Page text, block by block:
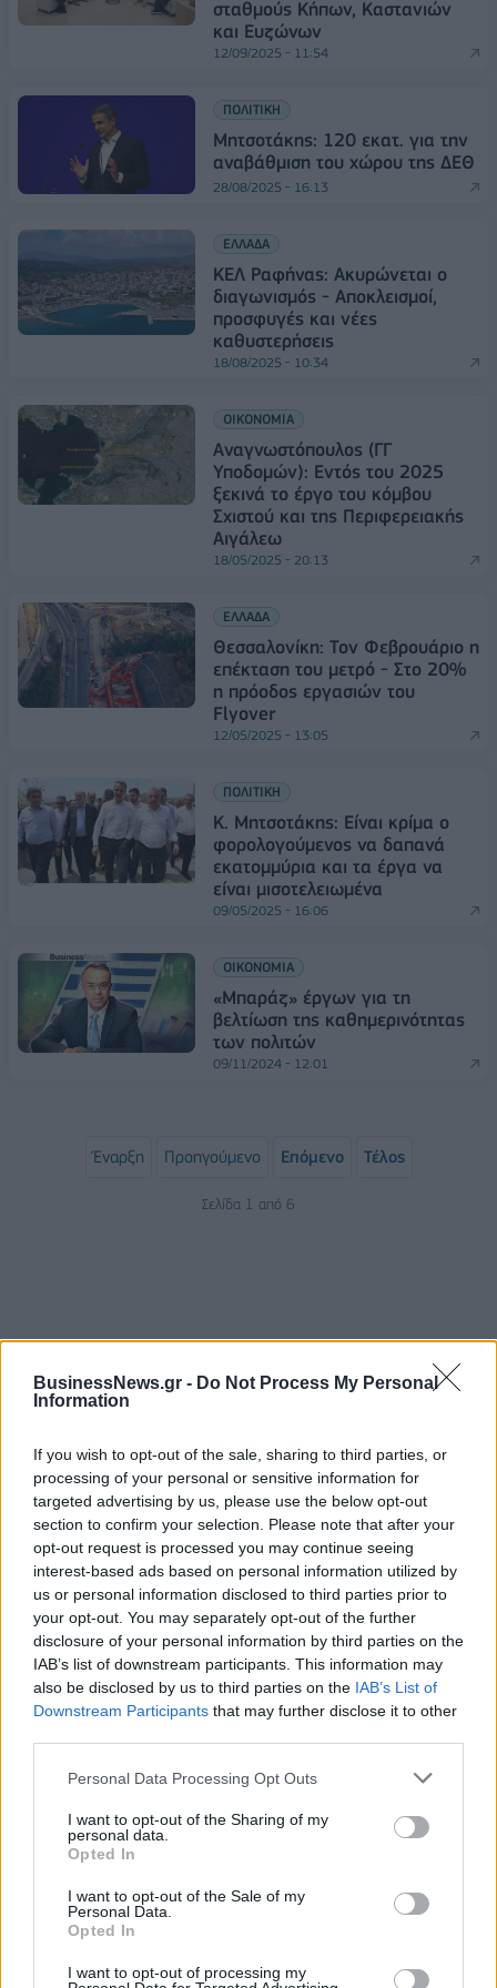
BusinessNews.gr - Do Not Process My Personal
Information
If you wish to opt-out of the sale, sharing to third parties, or
processing of your personal or sensitive information for
targeted advertising by us, please use the below opt-out
section to confirm your selection. Please note that after your
opt-out request is processed you may continue seeing
interest-based ads based on personal information utilized by
us or personal information disclosed to third parties prior to
your opt-out. You may separately opt-out of the further
disclosure of your personal information by third parties on the
IAB’s list of downstream participants. This information may
also be disclosed by us to third parties on the IAB’s List of
Downstream Participants that may further disclose it to other
Personal Data Processing Opt Outs
I want to opt-out of the Sharing of my
personal data.
Opted In
I want to opt-out of the Sale of my
Personal Data.
Opted In
I want to opt-out of processing my
σταθμούς Κήπων, Καστανιών
και Ευζώνων
12/09/2025 - 11:54
ΠΟΛΙΤΙΚΗ
Μητσοτάκης: 120 εκατ. για την
αναβάθμιση του χώρου της ΔΕΘ
28/08/2025 - 16:13
ΕΛΛΑΔΑ
ΚΕΛ Ραφήνας: Ακυρώνεται ο
διαγωνισμός - Αποκλεισμοί,
προσφυγές και νέες
καθυστερήσεις
18/08/2025 - 10:34
ΟΙΚΟΝΟΜΙΑ
Aναγνωστόπουλος (ΓΓ
Υποδομών): Εντός του 2025
ξεκινά το έργο του κόμβου
Σχιστού και της Περιφερειακής
Αιγάλεω
18/05/2025 - 20:13
ΕΛΛΑΔΑ
Θεσσαλονίκη: Τον Φεβρουάριο η
επέκταση του μετρό - Στο 20%
η πρόοδος εργασιών του
Flyover
12/05/2025 - 13:05
ΠΟΛΙΤΙΚΗ
Κ. Μητσοτάκης: Είναι κρίμα ο
φορολογούμενος να δαπανά
εκατομμύρια και τα έργα να
είναι μισοτελειωμένα
09/05/2025 - 16:06
ΟΙΚΟΝΟΜΙΑ
«Μπαράζ» έργων για τη
βελτίωση της καθημερινότητας
των πολιτών
09/11/2024 - 12:01
Έναρξη Προηγούμενο Επόμενο Τέλος
Σελίδα 1 από 6
ΡΟΗ ΕΙΔΗΣΕΩΝ
ΥΠΑΑΤ: Επιπλέον 12,5 εκατ. ευρώ στις Περιφέρειες
για την ενίσχυση της βιοασφάλειας
07/08/2026 - 17:02 ΟΙΚΟΝΟΜΙΑ
Deloitte Ελλάδος: Χρηματοοικονομικός σύμβουλος
της ΔΕΗ για την είσοδο στην πολωνική αγορά
ενέργειας
07/08/2026 - 16:38 ΕΠΙΧΕΙΡΗΣΕΙΣ
για την ανάπτυξη προηγμένων αμυντικών
τεχνολογιών
07/08/2026 - 16:11 ΕΠΙΧΕΙΡΗΣΕΙΣ
1,1534 δολάρια
07/08/2026 - 15:45
Χρηματιστήριο: Στις 2.623,19 μονάδες ο Γενικός